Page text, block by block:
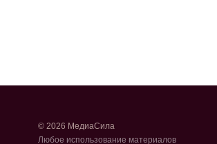
© 2026 МедиаСила
Любое использование материалов